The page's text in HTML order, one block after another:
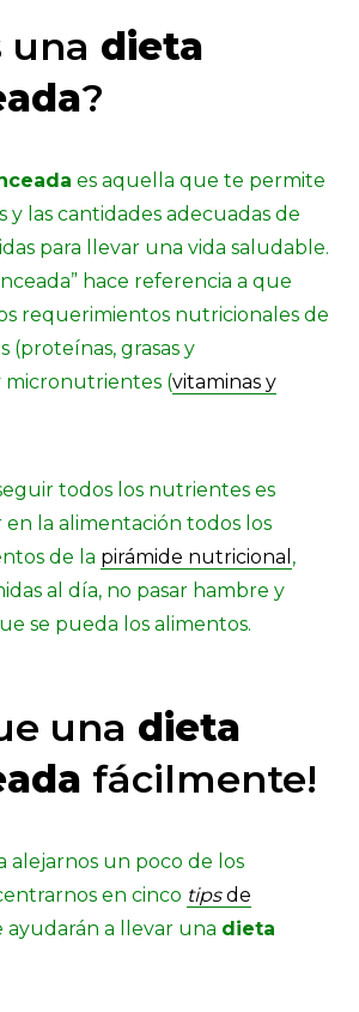
una dieta
?
es aquella que te permite
y las cantidades adecuadas de
para llevar una vida saludable.
hace referencia a que
requerimientos nutricionales de
grasas y
micronutrientes (vitaminas y
todos los nutrientes es
en la alimentación todos los
de la pirámide nutricional ,
al día, no pasar hambre y
se pueda los alimentos.
una dieta
fácilmente!
alejarnos un poco de los
en cinco tipsde
ayudarán a llevar una dieta